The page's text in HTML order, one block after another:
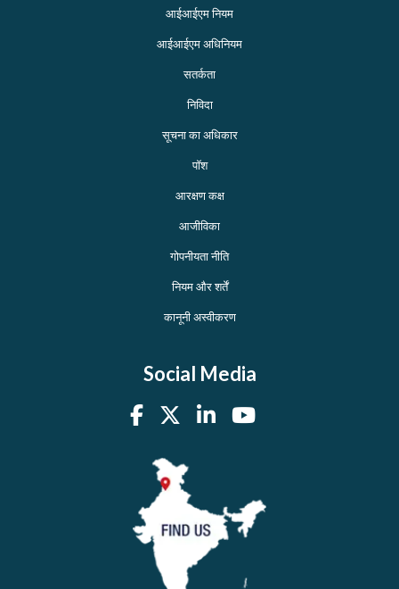
आईआईएम नियम
आईआईएम अधिनियम
सतर्कता
निविदा
सूचना का अधिकार
पॉश
आरक्षण कक्ष
आजीविका
गोपनीयता नीति
नियम और शर्तें
कानूनी अस्वीकरण
Social Media